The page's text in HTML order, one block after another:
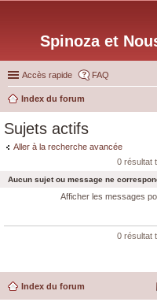
Spinoza et
Accès rapide FAQ
Index du forum
Sujets actifs
Aller à la recherche avancée
0 résultat
Aucun sujet ou message ne
Afficher les messages
0 résultat
Index du forum